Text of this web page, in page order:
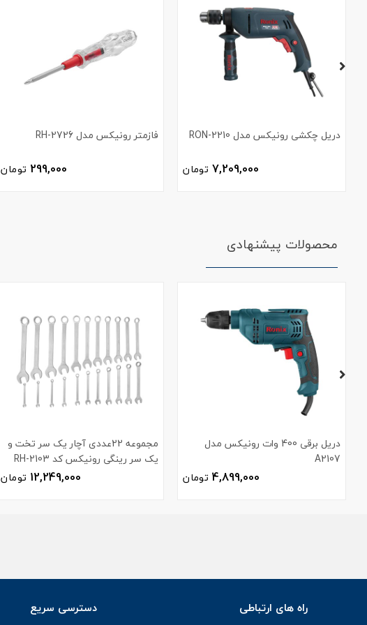
دریل چکشی رونیکس مدل RON-2210
7,209,000 تومان
فازمتر رونیکس مدل RH-2726
299,000 تومان
محصولات پیشنهادی
دریل برقی 400 وات رونیکس مدل
A2107
4,899,000 تومان
مجموعه 22عددی آچار یک سر تخت و
یک سر رینگی رونیکس کد RH-2103
12,249,000 تومان
راه های ارتباطی
دسترسی سریع